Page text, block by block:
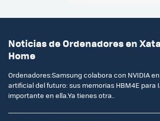
Noticias de Ordenadores en
Home
Ordenadores:Samsung colabora con NVIDIA
artificial del futuro: sus memorias HBM4E para
importante en ella.Ya tienes otra..